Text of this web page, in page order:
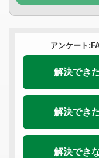
アンケート
解決でき
解決でき
解決でき